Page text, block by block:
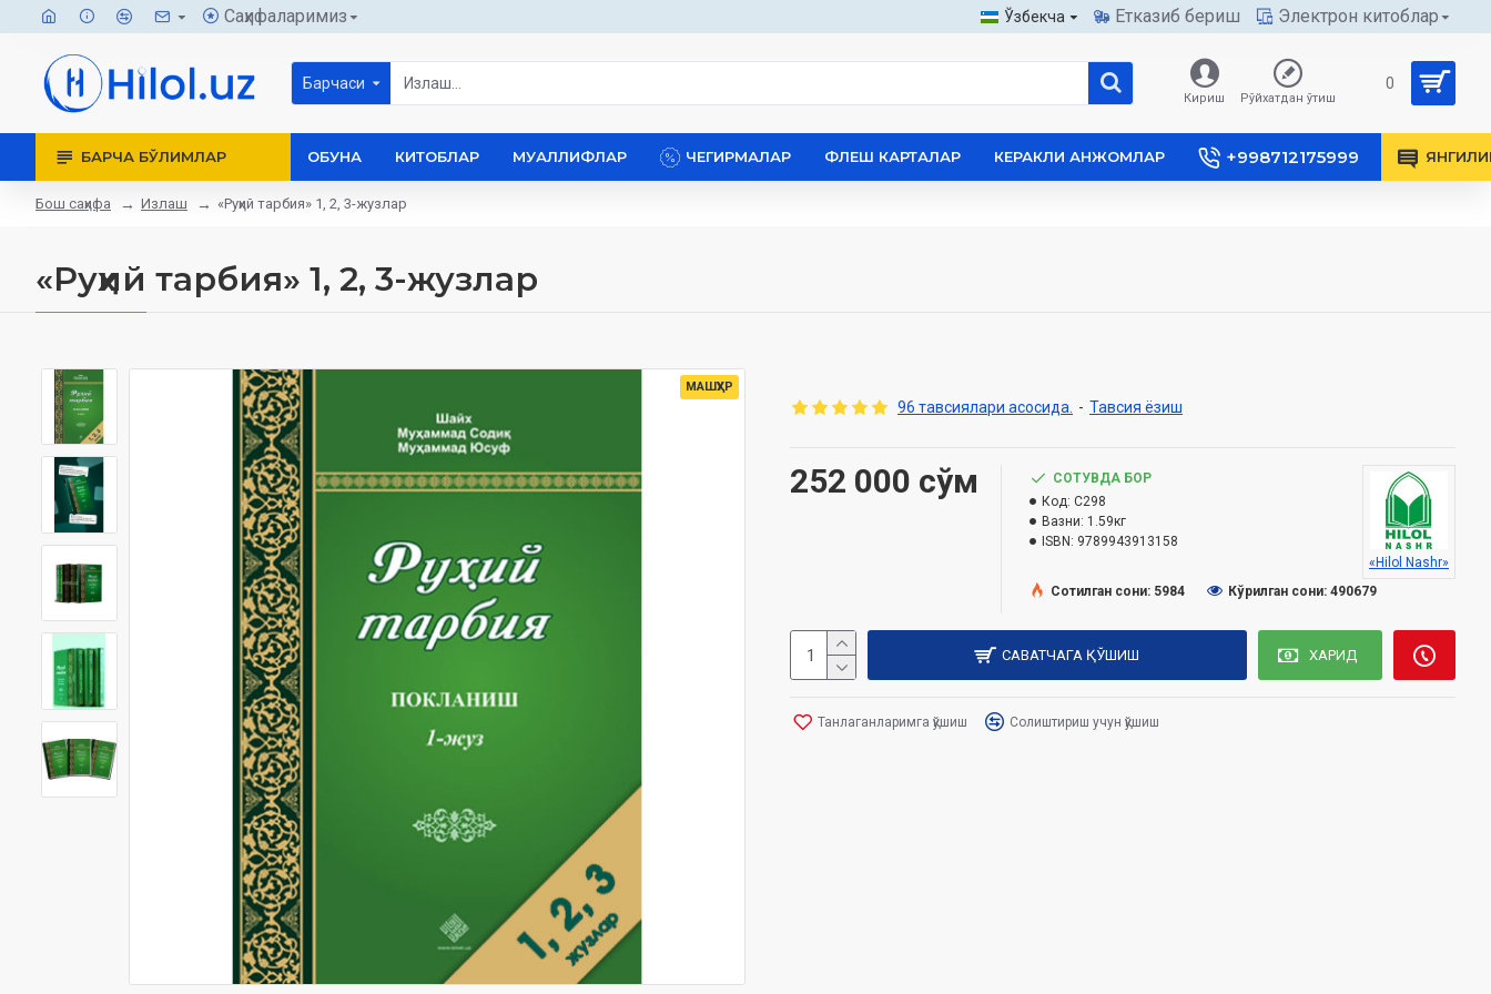
Саҳифаларимиз Ўзбекча Етказиб бериш Электрон китоблар
Барчаси
Кириш Рўйхатдан ўтиш
0
БАРЧА БЎЛИМЛАР ОБУНА КИТОБЛАР МУАЛЛИФЛАР ЧЕГИРМАЛАР ФЛЕШ КАРТАЛАР КЕРАКЛИ АНЖОМЛАР +998712175999
Бош саҳифа Излаш «Руҳий тарбия» 1, 2, 3-жузлар
«Руҳий тарбия» 1, 2, 3-жузлар
МАШҲУР
96 тавсиялари асосида. - Тавсия ёзиш
252 000 сўм
СОТУВДА БОР
Код: C298
Вазни: 1.59кг
ISBN: 9789943913158
«Hilol Nashr»
Сотилган сони: 5984
Кўрилган сони: 490679
САВАТЧАГА ҚЎШИШ ХАРИД
Танлаганларимга қўшиш Солиштириш учун қўшиш